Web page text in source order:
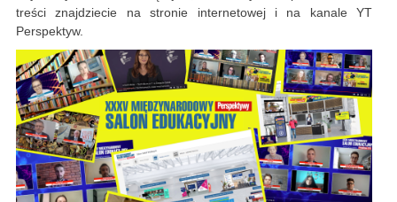
treści znajdziecie na stronie internetowej i na kanale YT
Perspektyw.